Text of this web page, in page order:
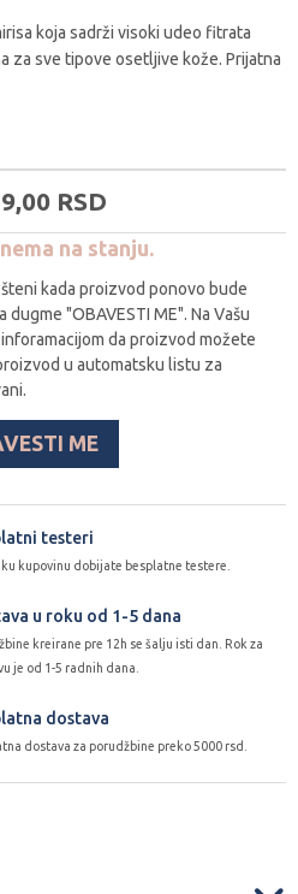
koja sadrži visoki udeo fitrata
za sve tipove osetljive kože. Prijatna
00 RSD
na stanju.
kada proizvod ponovo bude
"OBAVESTI ME". Na Vašu
da proizvod možete
u automatsku listu za
ME
testeri
kupovinu dobijate besplatne testere.
u roku od 1-5 dana
kreirane pre 12h se šalju isti dan. Rok za
je od 1-5 radnih dana.
dostava
dostava za porudžbine preko 5000 rsd.